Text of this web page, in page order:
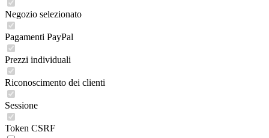
Negozio selezionato
Pagamenti PayPal
Prezzi individuali
Riconoscimento dei clienti
Sessione
Token CSRF